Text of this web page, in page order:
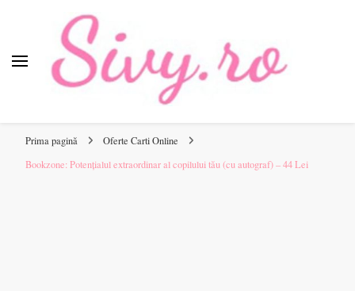
online pentru tine.
Prima pagină
Oferte Carti Online
Bookzone: Potențialul extraordinar al copilului tău (cu autograf) – 44 Lei